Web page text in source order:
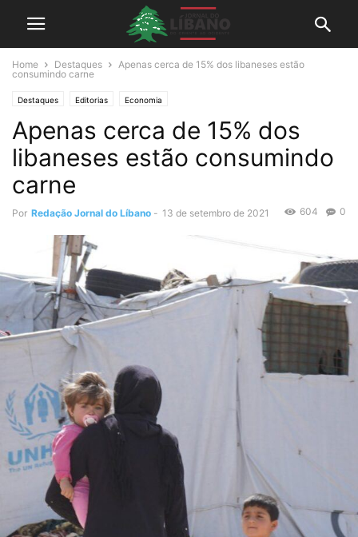
Home Destaques
Apenas cerca de 15% dos libaneses estão
consumindo carne
Destaques Editorias Economia
Apenas cerca de 15% dos
libaneses estão consumindo
carne
Por Redação Jornal do Líbano - 13 de setembro de 2021 0
604